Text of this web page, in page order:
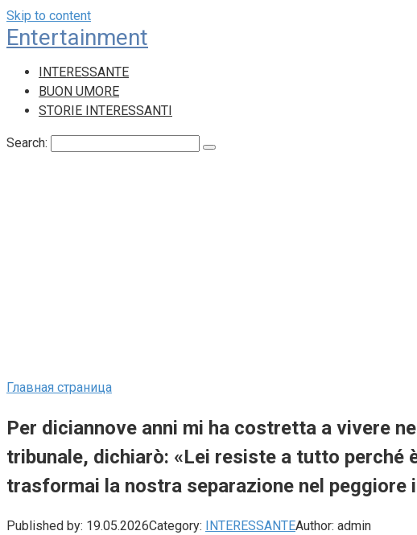
Skip to content
Entertainment
INTERESSANTE
BUON UMORE
STORIE INTERESSANTI
Search:
Главная страница
Per diciannove anni mi ha costretta a vivere
tribunale, dichiarò: «Lei resiste a tutto
trasformai la nostra separazione nel peggiore
Published by: 19.05.2026Category: INTERESSANTEAuthor: admin